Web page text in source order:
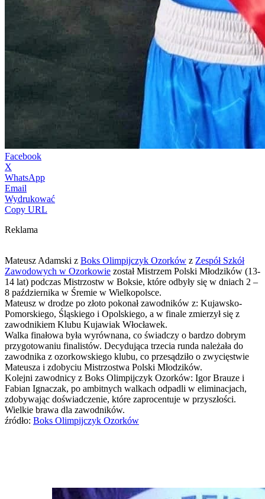
Facebook
X
WhatsApp
Email
Wydrukować
Copy URL
Reklama
Mateusz Adamski z Boks Olimpijczyk Ozorków z Zespół Szkół
Zawodowych w Ozorkowie został Mistrzem Polski Młodzików (13-
14 lat) podczas Mistrzostw w Boksie, które odbyły się w dniach 2 –
8 października w Śremie w Wielkopolsce.
Mateusz w drodze po złoto pokonał zawodników z: Kujawsko-
Pomorskiego, Śląskiego i Opolskiego, a w finale zmierzył się z
zawodnikiem Klubu Kujawiak Włocławek.
Walka finałowa była wyrównana, co świadczy o bardzo dobrym
przygotowaniu finalistów. Decydująca trzecia runda należała do
zawodnika z ozorkowskiego klubu, co przesądziło o zwycięstwie
Mateusza i zdobyciu Mistrzostwa Polski Młodzików.
Kolejni zawodnicy z Boks Olimpijczyk Ozorków: Igor Brauze i
Fabian Ignaczak, po ambitnych walkach odpadli w eliminacjach,
zdobywając doświadczenie, które zaprocentuje w przyszłości.
Wielkie brawa dla zawodników.
źródło: Boks Olimpijczyk Ozorków